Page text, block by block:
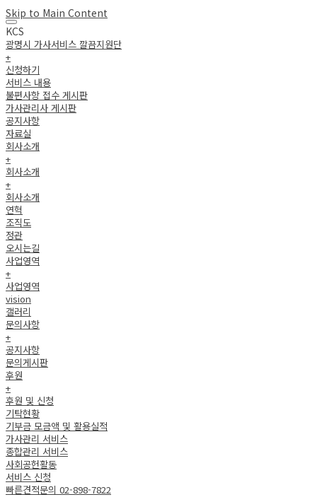
Skip to Main Content
KCS
광명시 가사서비스 깔끔지원단
+
신청하기
서비스 내용
불편사항 접수 게시판
가사관리사 게시판
공지사항
자료실
회사소개
+
회사소개
+
회사소개
연혁
조직도
정관
오시는길
사업영역
+
사업영역
vision
갤러리
문의사항
+
공지사항
문의게시판
후원
+
후원 및 신청
기탁현황
기부금 모금액 및 활용실적
가사관리 서비스
종합관리 서비스
사회공헌활동
서비스 신청
빠른견적문의 02-898-7822